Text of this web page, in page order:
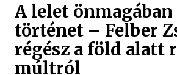
A lelet
történet – Felber
régész a föld alatt
múltról